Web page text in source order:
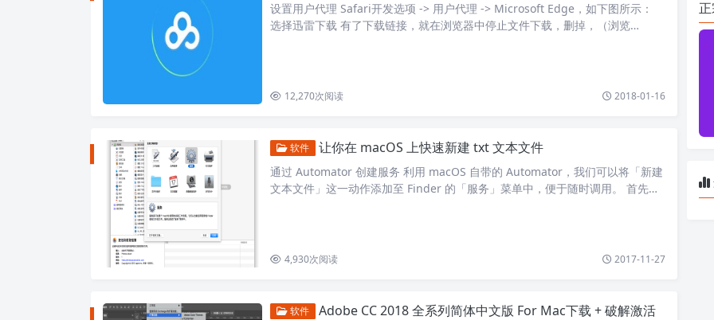
设置用户代理 Safari开发选项 -> 用户代理 -> Microsoft Edge，如下图所示：
选择迅雷下载 有了下载链接，就在浏览器中停止文件下载，删掉，（浏览…
12,270次阅读 2018-01-16
软件 让你在 macOS 上快速新建 txt 文本文件
通过 Automator 创建服务 利用 macOS 自带的 Automator，我们可以将「新建
文本文件」这一动作添加至 Finder 的「服务」菜单中，便于随时调用。 首先，
4,930次阅读 2017-11-27
软件 Adobe CC 2018 全系列简体中文版 For Mac下载 + 破解激活